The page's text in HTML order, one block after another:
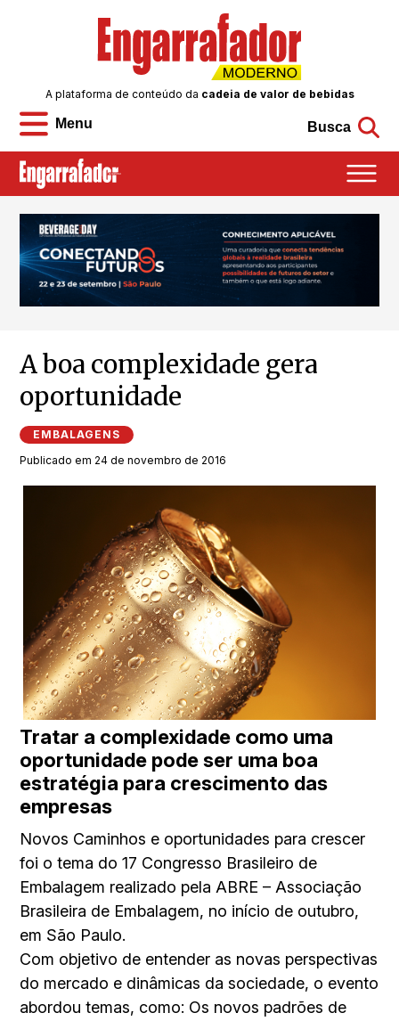
Menu
A plataforma de conteúdo da cadeia de valor de bebidas
Busca
A boa complexidade gera
oportunidade
EMBALAGENS
Publicado em 24 de novembro de 2016
Tratar a complexidade como uma
oportunidade pode ser uma boa
estratégia para crescimento das
empresas
Novos Caminhos e oportunidades para crescer
foi o tema do 17 Congresso Brasileiro de
Embalagem realizado pela ABRE – Associação
Brasileira de Embalagem, no início de outubro,
em São Paulo.
Com objetivo de entender as novas perspectivas
do mercado e dinâmicas da sociedade, o evento
abordou temas, como: Os novos padrões de